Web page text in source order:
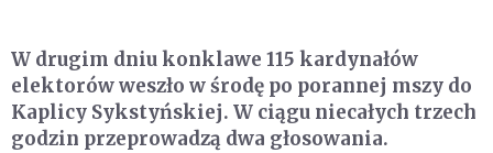
W drugim dniu konklawe 115 kardynałów
elektorów weszło w środę po porannej mszy do
Kaplicy Sykstyńskiej. W ciągu niecałych trzech
godzin przeprowadzą dwa głosowania.